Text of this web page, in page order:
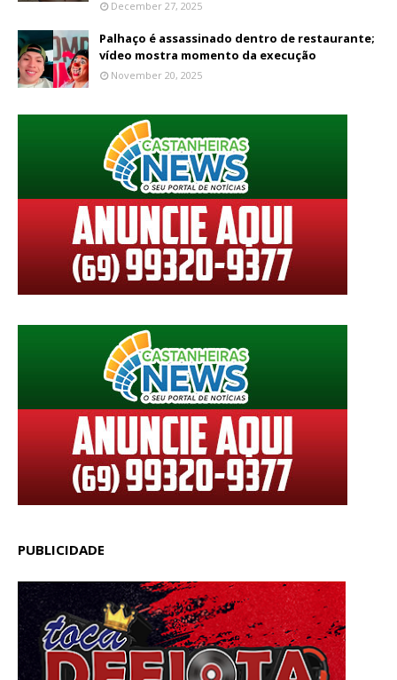
December 27, 2025
Palhaço é assassinado dentro de restaurante;
vídeo mostra momento da execução
November 20, 2025
PUBLICIDADE